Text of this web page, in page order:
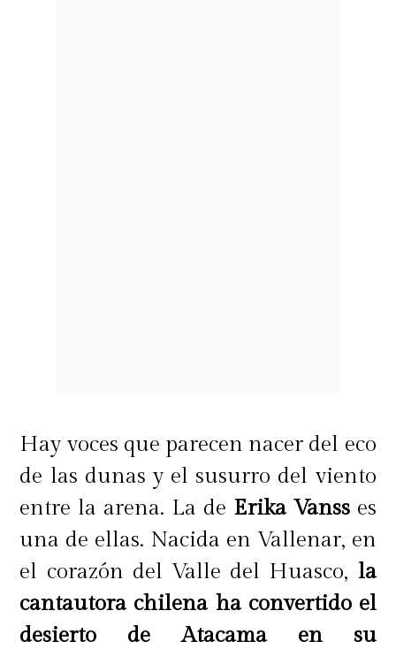
Hay voces que parecen nacer del eco
de las dunas y el susurro del viento
entre la arena. La de Erika Vansses
una de ellas. Nacida en Vallenar, en
el corazón del Valle del Huasco, la
cantautora chilena ha convertido el
desierto de Atacama en su